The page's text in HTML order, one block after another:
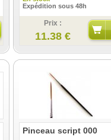
Expédition sous 48h
Prix :
11.38 €
Pinceau script 000